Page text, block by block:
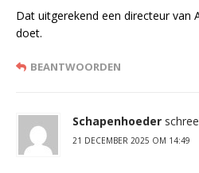
Dat uitgerekend een directeur van
doet.
BEANTWOORDEN
Schapenhoeder
21 DECEMBER 2025 OM 14:49